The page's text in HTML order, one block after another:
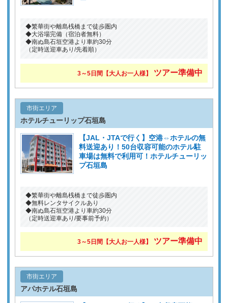
◆繁華街や離島桟橋まで徒歩圏内
◆大浴場完備（宿泊者無料）
◆南ぬ島石垣空港より車約30分
（定時送迎車あり/先着順）
3～5日間【大人お一人様】 ツアー準備中
市街エリア
ホテルチューリップ石垣島
【JAL・JTAで行く】空港⇔ホテルの無
料送迎あり！50台収容可能のホテル駐
車場は無料で利用可！ホテルチューリッ
プ石垣島
◆繁華街や離島桟橋まで徒歩圏内
◆無料レンタサイクルあり
◆南ぬ島石垣空港より車約30分
（定時送迎車あり/要事前予約）
3～5日間【大人お一人様】 ツアー準備中
市街エリア
アパホテル石垣島